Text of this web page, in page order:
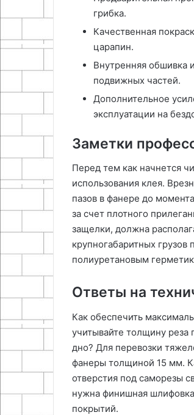
грибка.
Качественная
царапин.
Внутренняя обшивка
подвижных частей.
Дополнительное
эксплуатации на
Заметки
Перед тем как начнется
использования клея.
пазов в фанере до
за счет плотного
защелки, должна
крупногабаритных
полиуретановым
Ответы на
Как обеспечить
учитывайте толщину реза
дно? Для перевозки
фанеры толщиной 15 мм.
отверстия под саморезы
нужна финишная
покрытий.